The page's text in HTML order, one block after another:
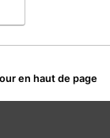
en haut de page